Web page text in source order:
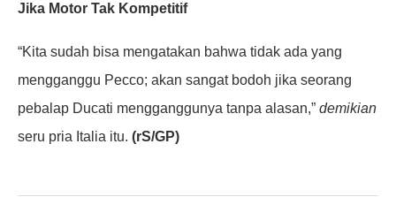
Jika Motor Tak Kompetitif
“Kita sudah bisa mengatakan bahwa tidak ada yang
mengganggu Pecco; akan sangat bodoh jika seorang
pebalap Ducati mengganggunya tanpa alasan,” demikian
seru pria Italia itu. (rS/GP)